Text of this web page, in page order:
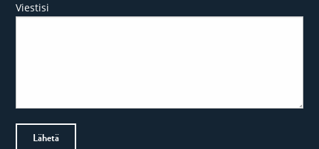
Viestisi